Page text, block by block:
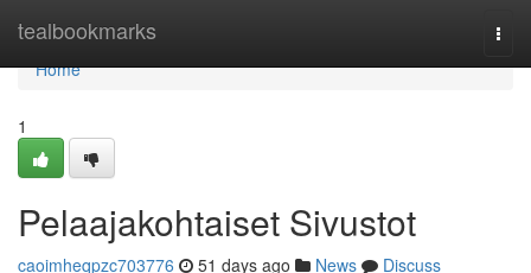
tealbookmarks
Home
Home
1
Pelaajakohtaiset Sivustot
caoimheqpzc703776 51 days ago News
Discuss